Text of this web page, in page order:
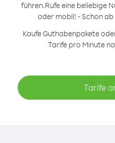
führen.Rufe eine beliebige
oder mobil! - Schon
Kaufe Guthabenpakete
Tarife pro Minute
Tarife